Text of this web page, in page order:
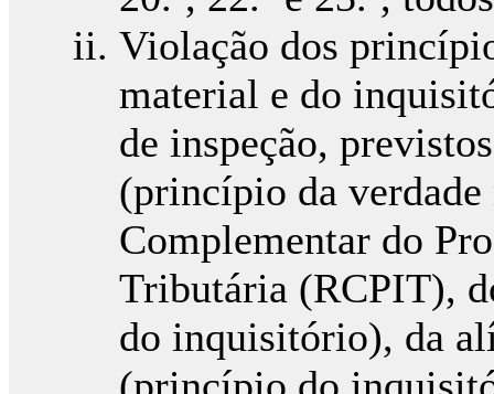
Violação dos
material e do
de inspeção,
(princípio da
Complementar do
Tributária (RCPIT),
do inquisitório), da